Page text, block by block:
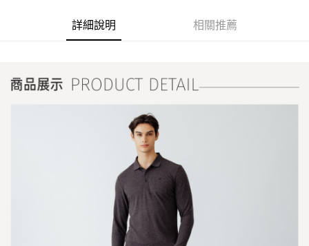
詳細說明 相關推薦